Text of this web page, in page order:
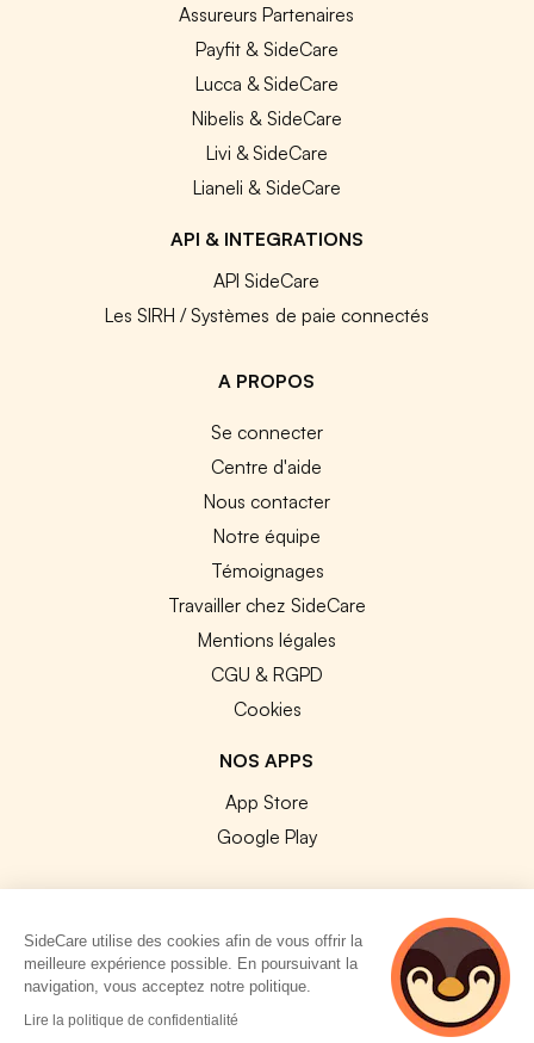
Assureurs Partenaires
Payfit & SideCare
Lucca & SideCare
Nibelis & SideCare
Livi & SideCare
Lianeli & SideCare
API & INTEGRATIONS
API SideCare
Les SIRH / Systèmes de paie connectés
A PROPOS
Se connecter
Centre d'aide
Nous contacter
Notre équipe
Témoignages
Travailler chez SideCare
Mentions légales
CGU & RGPD
Cookies
NOS APPS
App Store
Google Play
© 2026 SideCare. Tous droits réservés.
SideCare utilise des cookies afin de vous offrir la
meilleure expérience possible. En poursuivant la
navigation, vous acceptez notre politique.
Lire la politique de confidentialité
5 personnes
consultent